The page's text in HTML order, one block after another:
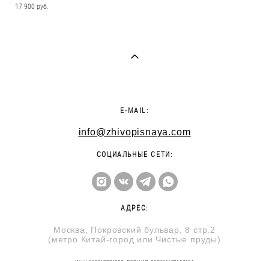
17 900 pуб.
E-MAIL:
info@zhivopisnaya.com
СОЦИАЛЬНЫЕ СЕТИ:
АДРЕС:
Москва, Покровский бульвар, 8 стр.2
(метро Китай-город или Чистые пруды)